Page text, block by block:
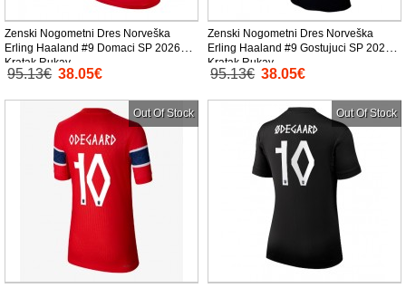
Zenski Nogometni Dres Norveška
Erling Haaland #9 Domaci SP 2026
Kratak Rukav
95.13€ 38.05€
Zenski Nogometni Dres Norveška
Erling Haaland #9 Gostujuci SP 2026
Kratak Rukav
95.13€ 38.05€
Out Of Stock Out Of Stock